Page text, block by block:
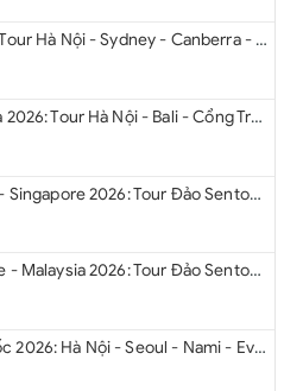
Du lịch Úc 2026: Tour Hà Nội - Sydney - Canberra - Melbourne - Hà Nội
Du lịch Indonesia 2026: Tour Hà Nội - Bali - Cổng Trời Lempuyang - Swings Bali - Ngắm hoàng hôn biển Jimbaran - Kelingking - Sống Lưng Khủng Long từ Hà Nội
Du lịch Malaysia - Singapore 2026: Tour Đảo Sentosa - Madame Tussause - Garden By The Bay - Thành Cổ Malacca - Thủ Đô Kualalumpur - Cao Nguyên Genting - New Putrajaya từ Hà Nội
Du lịch Singapore - Malaysia 2026: Tour Đảo Sentosa - Madame Tussauds - Garden By The Bay - Thành cổ Malacca - Thủ đô Kuala Lumpur - Cao nguyên Genting - New Putrajaya từ Hà Nội
Du Lịch Hàn Quốc 2026: Hà Nội - Seoul - Nami - Everland - Painter Show - Thư Viện Sách